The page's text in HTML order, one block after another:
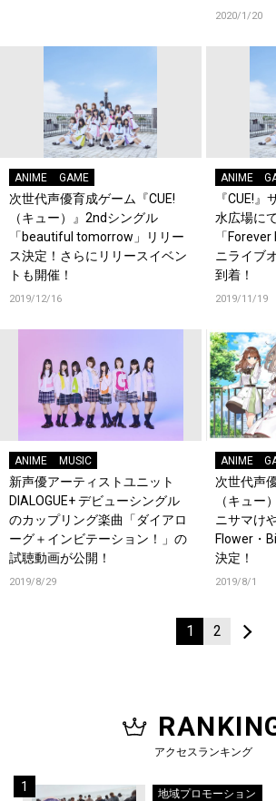
2020/1/20
ANIME GAME
次世代声優育成ゲーム『CUE!
（キュー）』2ndシングル
「beautiful tomorrow」リリー
ス決定！さらにリリースイベン
トも開催！
2019/12/16
ANIME
『CUE!
水広場に
「
ニライブ
到着！
2019/11/19
ANIME MUSIC
新声優アーティストユニット
DIALOGUE+ デビューシングル
のカップリング楽曲「ダイアロ
ーグ＋インビテーション！」の
試聴動画が公開！
2019/8/29
ANIME
次世代声
（キュー
ニサマけ
Flower・
決定！
2019/8/1
1 2
アクセスランキング
地域プロモーション